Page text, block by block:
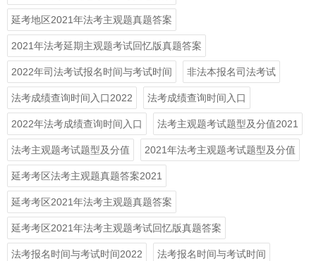
延考地区2021年法考主观题真题答案
2021年法考延期主观题考试回忆版真题答案
2022年司法考试报名时间与考试时间 非法本报名司法考试
法考成绩查询时间入口2022 法考成绩查询时间入口
2022年法考成绩查询时间入口 法考主观题考试题型及分值2021
法考主观题考试题型及分值 2021年法考主观题考试题型及分值
延考考区法考主观题真题答案2021
延考考区2021年法考主观题真题答案
延考考区2021年法考主观题考试回忆版真题答案
法考报名时间与考试时间2022 法考报名时间与考试时间